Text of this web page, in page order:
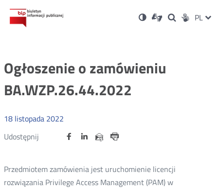
Ustawienia
Wersja
kontrastowa
Dla
niesłyszących
OtwórzOtwórz
w
Otwórz
w
Social PL
Ogłoszenie o zamówieniu
BA.WZP.26.44.2022
18 listopada 2022
Udostępnij
Udostępnij
Otwórz Udostępnij
na
OtwórzUdostępnij
na
OtwórzUdostępnij
przez
Przedmiotem zamówienia jest uruchomienie licencji
rozwiązania Privilege Access Management (PAM) w